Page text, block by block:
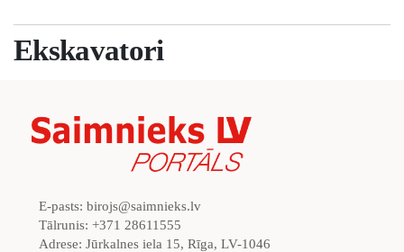
Ekskavatori
E-pasts: birojs@saimnieks.lv
Tālrunis: +371 28611555
Adrese: Jūrkalnes iela 15, Rīga, LV-1046